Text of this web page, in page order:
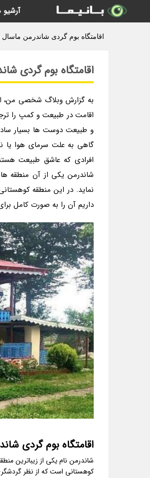
اقامتگاه بوم گردی شاندرمن
اقامتگاه بوم گردی
به گزارش وبلاگ شخصی من،
اقامت در طبیعت و کمپ را
و طبیعت دوست ها بسیار
گاهی به علت سرمای هوا یا
افرادی که عاشق طبیعت
شاندرمن یکی از آن منطقه
نماید. در این منطقه
داریم آن را به صورت کامل
اقامتگاه بوم گردی
شاندرمن نام یکی از زیباترین
کوهستانی است که از نظر
آرشیو